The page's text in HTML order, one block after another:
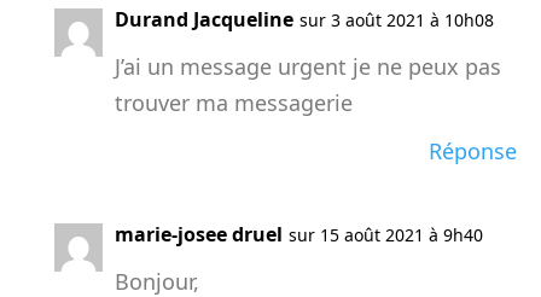
Durand Jacqueline sur 3 août 2021 à 10h08
J’ai un message urgent je ne peux pas
trouver ma messagerie
Réponse
marie-josee druel sur 15 août 2021 à 9h40
Bonjour,